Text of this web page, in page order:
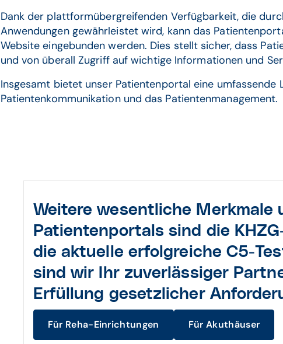
Dank der plattformübergreifenden Verfügbarkeit, die
Anwendungen gewährleistet wird, kann das
Website eingebunden werden. Dies stellt sicher, dass
und von überall Zugriff auf wichtige Informationen und
Insgesamt bietet unser Patientenportal eine umfassende
Patientenkommunikation und das Patientenmanagement.
Weitere wesentliche Merkmale
Patientenportals sind die
die aktuelle erfolgreiche C5-
sind wir
hr zuverlässiger
Erfüllung gesetzlicher
Für Reha-Einrichtungen Für Akuthäuser